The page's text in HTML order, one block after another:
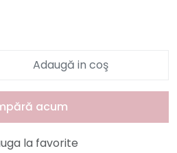
Adaugă in coş
acum
la favorite